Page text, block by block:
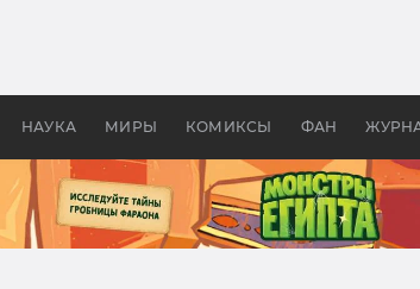
НАУКА МИРЫ КОМИКСЫ ФАН
апокалипсис, в России —
бы